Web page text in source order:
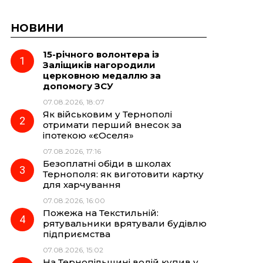
НОВИНИ
15-річного волонтера із
Заліщиків нагородили
церковною медаллю за
допомогу ЗСУ
07.08.2026, 18:07
Як військовим у Тернополі
отримати перший внесок за
іпотекою «єОселя»
07.08.2026, 17:16
Безоплатні обіди в школах
Тернополя: як виготовити картку
для харчування
07.08.2026, 16:00
Пожежа на Текстильній:
рятувальники врятували будівлю
підприємства
07.08.2026, 15:02